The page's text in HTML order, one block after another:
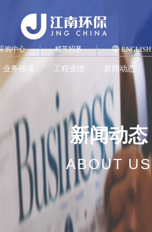
新闻动态
ABOUT US
ENGLISH
精英招募
购中心
新闻动态
工程业绩
业务领域